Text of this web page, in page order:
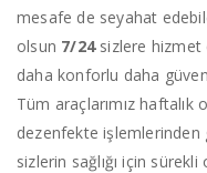
mesafe de seyahat
olsun 7/24sizlere hizmet
daha konforlu daha
Tüm araçlarımız haftalık
dezenfekte işlemlerinden
sizlerin sağlığı için